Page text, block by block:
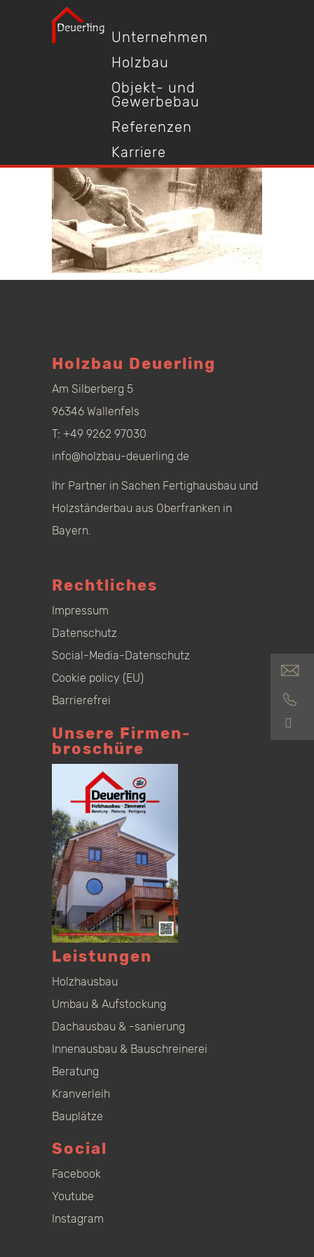
Unternehmen
Holzbau
Objekt- und
Gewerbebau
Referenzen
Karriere
Holzbau Deuerling
Am Silberberg 5
96346 Wallenfels
T: +49 9262 97030
info@holzbau-deuerling.de
Ihr Partner in Sachen Fertighausbau und
Holzständerbau aus Oberfranken in
Bayern.
Rechtliches
Impressum
Datenschutz
Social-Media-Datenschutz
Cookie policy (EU)
Barrierefrei
Unsere Firmen­
broschüre
Leistungen
Holzhausbau
Umbau & Aufstockung
Dachausbau & -sanierung
Innenausbau & Bauschreinerei
Beratung
Kranverleih
Bauplätze
Social
Facebook
Youtube
Instagram